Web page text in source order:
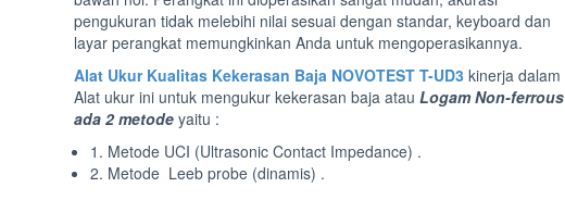
pengukuran tidak melebihi nilai sesuai dengan standar, keyboard dan
layar perangkat memungkinkan Anda untuk mengoperasikannya.
Alat Ukur Kualitas Kekerasan Baja NOVOTEST T-UD3 kinerja dalam
Alat ukur ini untuk mengukur kekerasan baja atau Logam Non-ferrous
ada 2 metodeyaitu :
1. Metode UCI (Ultrasonic Contact Impedance) .
2. Metode Leeb probe (dinamis) .